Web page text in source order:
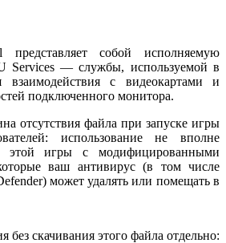
представляет собой исполняемую
Services — службы, используемой в
взаимодействия с видеокартами и
подключенного монитора.
отсутствия файла при запуске игры
использование не вполне
этой игры с модифицированными
ваш антивирус (в том числе
может удалять или помещать в
скачивания этого файла отдельно: